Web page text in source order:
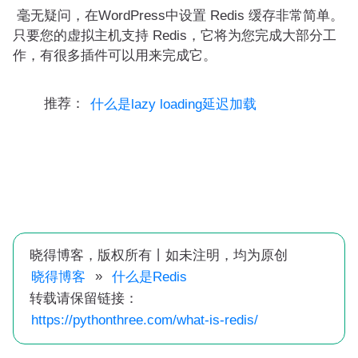
毫无疑问，在WordPress中设置 Redis 缓存非常简单。
只要您的虚拟主机支持 Redis，它将为您完成大部分工
作，有很多插件可以用来完成它。
推荐： 什么是lazy loading延迟加载
晓得博客，版权所有丨如未注明，均为原创
晓得博客
»
什么是Redis
转载请保留链接：
https://pythonthree.com/what-is-redis/